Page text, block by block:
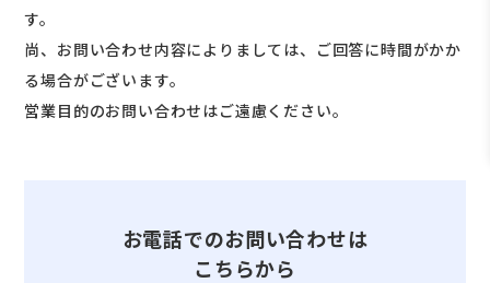
す。
尚、お問い合わせ内容によりましては、ご回答に時間がかか
る場合がございます。
営業目的のお問い合わせはご遠慮ください。
お電話でのお問い合わせは
こちらから